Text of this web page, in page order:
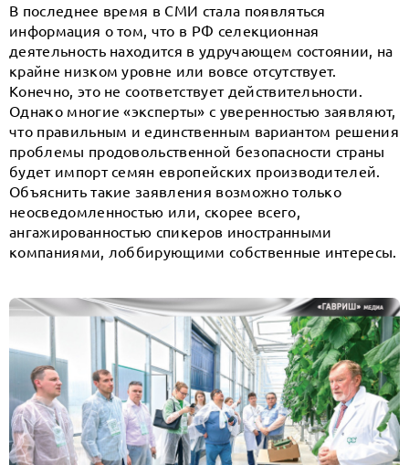
В последнее время в СМИ стала появляться
информация о том, что в РФ селекционная
деятельность находится в удручающем состоянии, на
крайне низком уровне или вовсе отсутствует.
Конечно, это не соответствует действительности.
Однако многие «эксперты» с уверенностью заявляют,
что правильным и единственным вариантом решения
проблемы продовольственной безопасности страны
будет импорт семян европейских производителей.
Объяснить такие заявления возможно только
неосведомленностью или, скорее всего,
ангажированностью спикеров иностранными
компаниями, лоббирующими собственные интересы.